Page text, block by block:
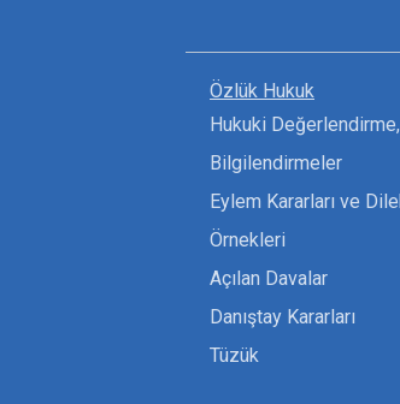
Özlük Hukuk
Hukuki Değerlendirme,
Bilgilendirmeler
Eylem Kararları ve
Örnekleri
Açılan Davalar
Danıştay Kararları
Tüzük